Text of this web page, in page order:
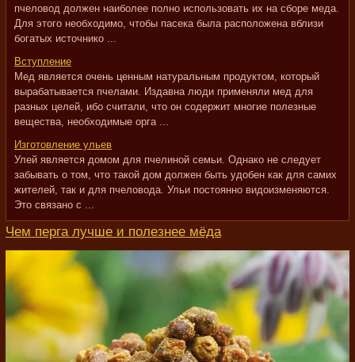
пчеловод должен наиболее полно использовать их на сборе меда.
Для этого необходимо, чтобы пасека была расположена вблизи
богатых источнико ...
Вступление
Мед является очень ценным натуральным продуктом, который
вырабатывается пчелами. Издавна люди применяли мед для
разных целей, ибо считали, что он содержит многие полезные
вещества, необходимые орга ...
Изготовление ульев
Улей является домом для пчелиной семьи. Однако не следует
забывать о том, что такой дом должен быть удобен как для самих
жителей, так и для пчеловода. Ульи постоянно видоизменяются.
Это связано с ...
Чем перга лучше и полезнее мёда